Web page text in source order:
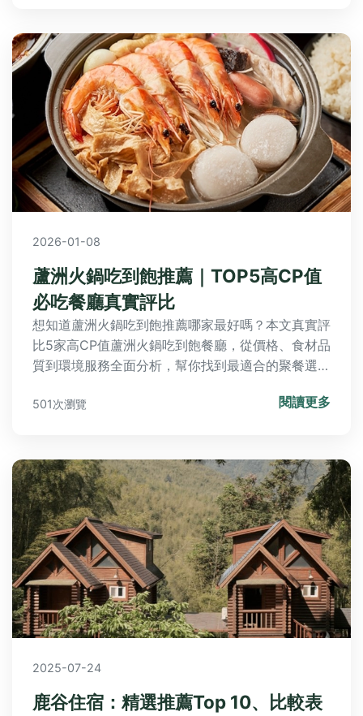
2026-01-08
蘆洲火鍋吃到飽推薦｜TOP5高CP值
必吃餐廳真實評比
想知道蘆洲火鍋吃到飽推薦哪家最好嗎？本文真實評
比5家高CP值蘆洲火鍋吃到飽餐廳，從價格、食材品
質到環境服務全面分析，幫你找到最適合的聚餐選
501次瀏覽 閱讀更多
2025-07-24
鹿谷住宿：精選推薦Top 10、比較表